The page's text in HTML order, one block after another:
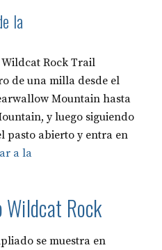
la
Rock Trail
de una milla desde el
Mountain hasta
y luego siguiendo
pasto abierto y entra en
a la
Wildcat Rock
se muestra en